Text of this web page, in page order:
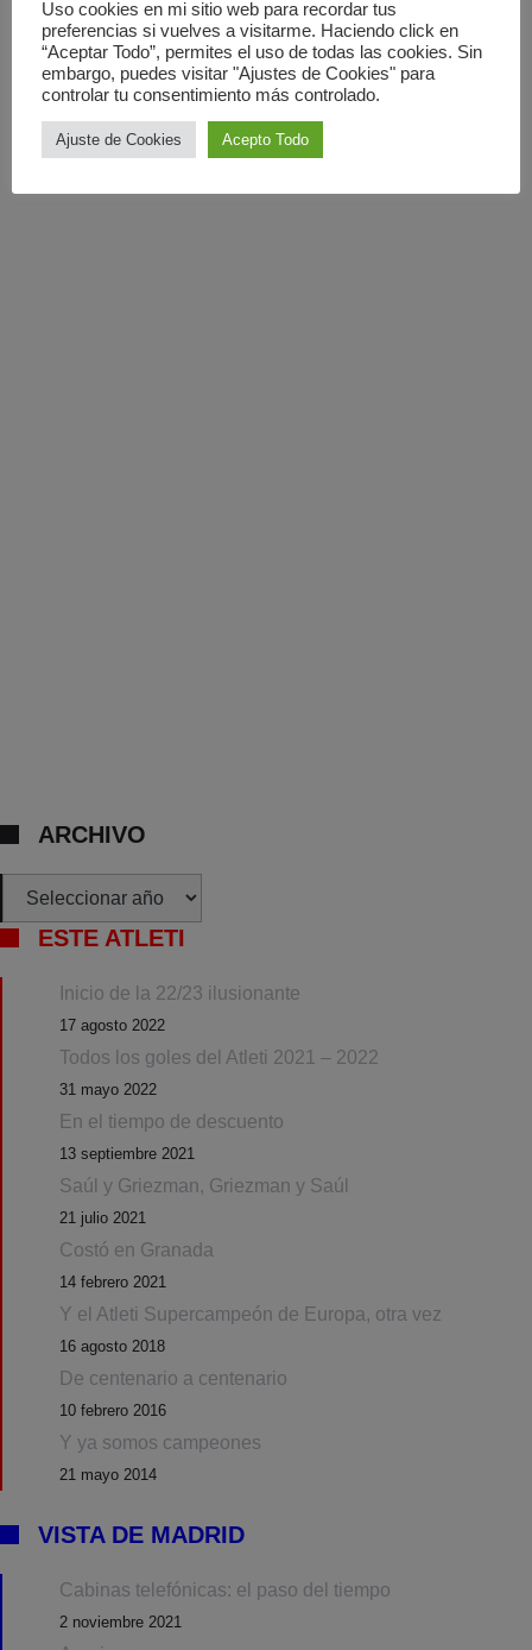
ARCHIVO
Archivos
ESTE ATLETI
Inicio de la 22/23 ilusionante
17 agosto 2022
Todos los goles del Atleti 2021 – 2022
31 mayo 2022
En el tiempo de descuento
13 septiembre 2021
Saúl y Griezman, Griezman y Saúl
21 julio 2021
Costó en Granada
14 febrero 2021
Y el Atleti Supercampeón de Europa, otra vez
16 agosto 2018
De centenario a centenario
10 febrero 2016
Y ya somos campeones
21 mayo 2014
VISTA DE MADRID
Cabinas telefónicas: el paso del tiempo
2 noviembre 2021
Uso cookies en mi sitio web para recordar tus
preferencias si vuelves a visitarme. Haciendo click en
“Aceptar Todo”, permites el uso de todas las cookies. Sin
embargo, puedes visitar "Ajustes de Cookies" para
controlar tu consentimiento más controlado.
Ajuste de Cookies Acepto Todo